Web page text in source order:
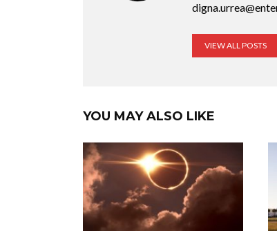
VIEW ALL POSTS
YOU MAY ALSO LIKE